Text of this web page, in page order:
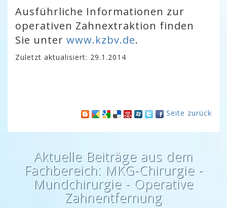
Ausführliche Informationen zur
operativen Zahnextraktion finden
Sie unter www.kzbv.de.
Zuletzt aktualisiert: 29.1.2014
Seite zurück
Aktuelle Beiträge aus dem
Fachbereich: MKG-Chirurgie -
Mundchirurgie - Operative
Zahnentfernung